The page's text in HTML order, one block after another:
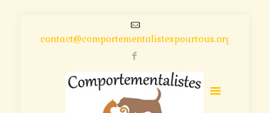
contact@comportementalistespourtous.org